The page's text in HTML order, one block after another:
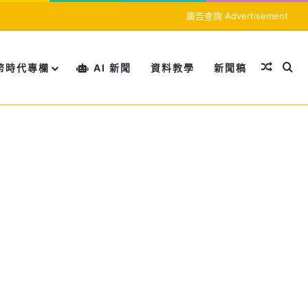
廣告查詢 Advertisement
時代專欄 AI 新聞 資料教學 新聞稿 隨機文
搜